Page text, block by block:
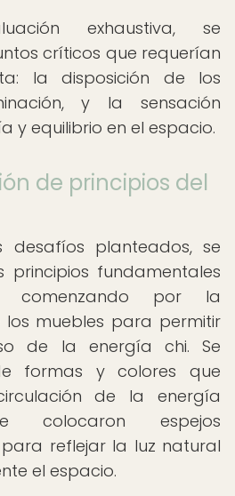
exhaustiva, se
críticos que requerían
la disposición de los
y la sensación
y equilibrio en el espacio.
de principios del
planteados, se
principios fundamentales
comenzando por la
los muebles para permitir
de la energía chi. Se
formas y colores que
de la energía
espejos
reflejar la luz natural
el espacio.